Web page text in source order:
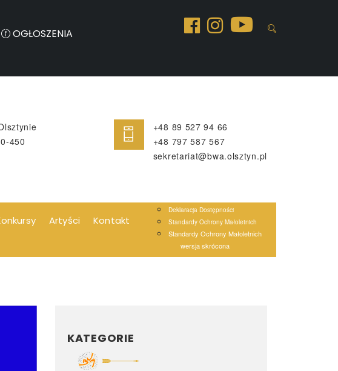
OGŁOSZENIA
450
+48 89 527 94 66
+48 797 587 567
sekretariat@bwa.olsztyn.pl
Artyści Kontakt
Deklaracja Dostępności
Standardy Ochrony Małoletnich
Standardy Ochrony Małoletnich
wersja skrócona
KATEGORIE